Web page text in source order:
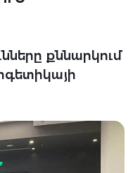
քննարկում